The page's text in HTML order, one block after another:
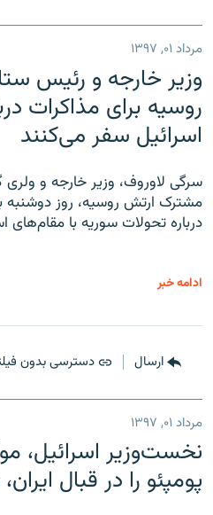
مرداد ۰۱, ۱۳۹۷
وزیر خارجه و رئیس‌
روسیه برای مذاکرات
اسرائیل سفر می‌کنند
سرگی لاوروف، وزیر خارجه و
مشترک ارتش روسیه، روز دوشنبه
درباره تحولات سوریه با مقام‌های
ادامه خبر
ارسال دسترسی بدون
مرداد ۰۱, ۱۳۹۷
نخست‌وزیر اسرائیل،
پومپئو را در قبال